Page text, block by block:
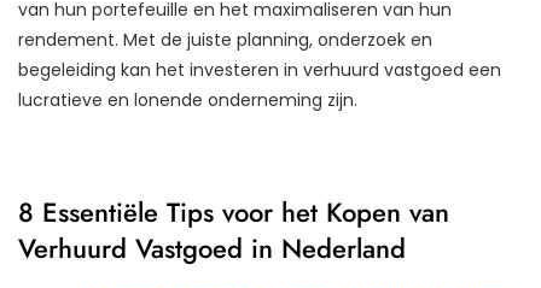
van hun portefeuille en het maximaliseren van hun
rendement. Met de juiste planning, onderzoek en
begeleiding kan het investeren in verhuurd vastgoed een
lucratieve en lonende onderneming zijn.
8 Essentiële Tips voor het Kopen van
Verhuurd Vastgoed in Nederland